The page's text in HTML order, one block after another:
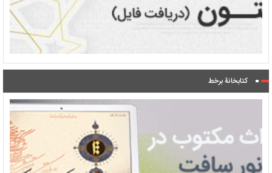
کتابخانۀ برخط